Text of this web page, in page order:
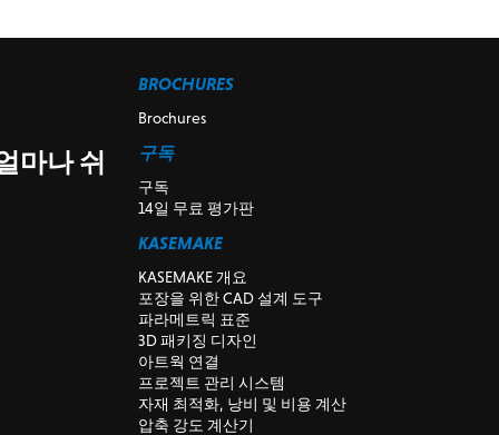
마나 쉬
BROCHURES
Brochures
구독
구독
14일 무료 평가판
KASEMAKE
KASEMAKE 개요
포장을 위한 CAD 설계 도구
파라메트릭 표준
3D 패키징 디자인
아트웍 연결
프로젝트 관리 시스템
자재 최적화, 낭비 및 비용 계산
압축 강도 계산기